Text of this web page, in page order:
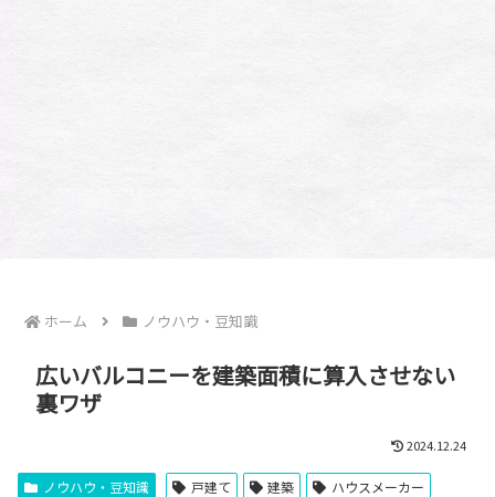
ホーム ノウハウ・豆知識
広いバルコニーを建築面積に算入させない
裏ワザ
2024.12.24
ノウハウ・豆知識 戸建て 建築 ハウスメーカー